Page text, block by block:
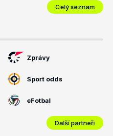
Celý seznam
Zprávy
Sport odds
eFotbal
Další partneři